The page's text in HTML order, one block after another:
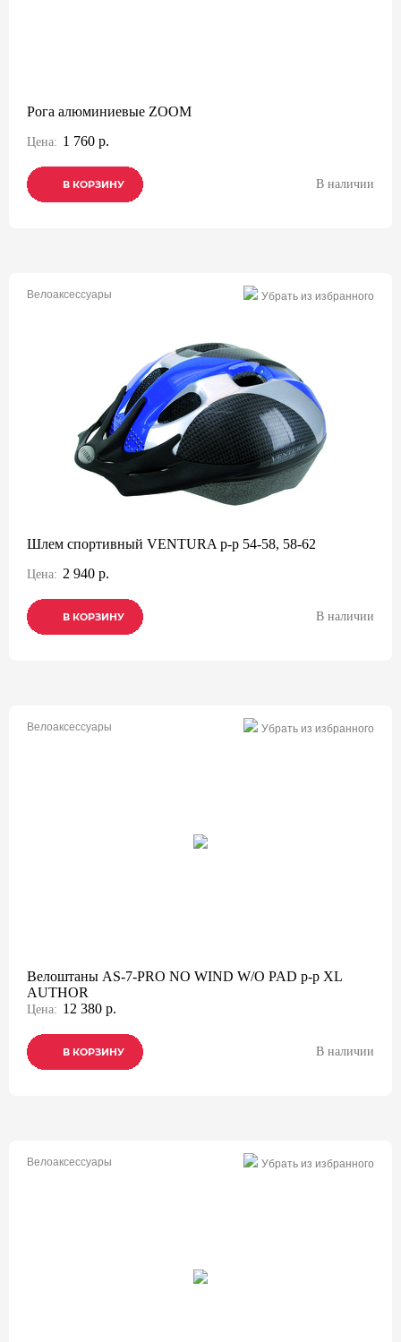
Рога алюминиевые ZOOM
Цена: 1 760 р.
В КОРЗИНУ
В КОРЗИНУ
В КОРЗИНУ В наличии
Велоаксессуары Убрать из избранного
Шлем спортивный VENTURA р-р 54-58, 58-62
Цена: 2 940 р.
В КОРЗИНУ
В КОРЗИНУ
В КОРЗИНУ В наличии
Велоаксессуары Убрать из избранного
Велоштаны AS-7-PRO NO WIND W/O PAD р-р XL
AUTHOR
Цена: 12 380 р.
В КОРЗИНУ
В КОРЗИНУ
В КОРЗИНУ В наличии
Велоаксессуары Убрать из избранного